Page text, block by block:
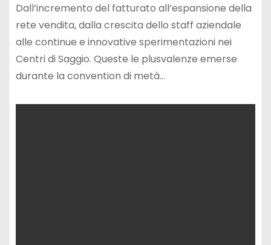
Dall’incremento del fatturato all’espansione della
rete vendita, dalla crescita dello staff aziendale
alle continue e innovative sperimentazioni nei
Centri di Saggio. Queste le plusvalenze emerse
durante la convention di metà…